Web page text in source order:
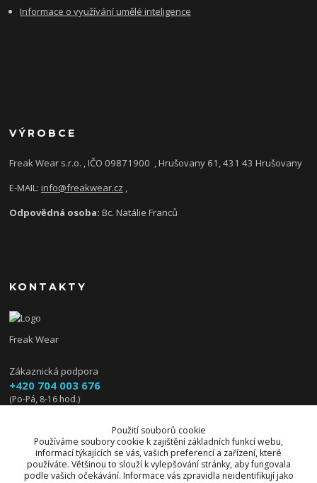
Informace o využívání umělé inteligence
VÝROBCE
Freak Wear s.r.o. , IČO 09871900 , Hrušovany 61, 431 43 Hrušovany
E-MAIL:info@freakwear.cz ,
Odpovědná osoba:Bc. Natálie Franců
KONTAKTY
Freak Wear
Zákaznická podpora
+420 704 003 676
(Po-Pá, 8-16 hod.)
info@freakwear.czPoužití souborů cookie
Používáme soubory cookie k zajištění základních funkcí webu,
informací týkajících se vás, vašich preferencí a zařízení, které
používáte. Většinou to slouží k vylepšování stránky, aby fungovala
podle vašich očekávání. Informace vás zpravidla neidentifikují jako